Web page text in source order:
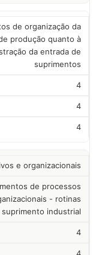
de organização da
produção quanto à
da entrada de
suprimentos
4
4
4
e organizacionais
de processos
- rotinas
suprimento industrial
4